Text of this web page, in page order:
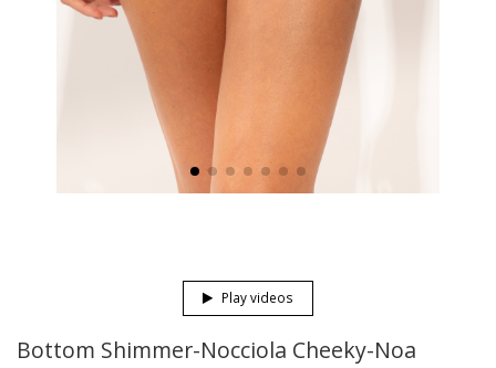
Play videos
Bottom Shimmer-Nocciola Cheeky-Noa